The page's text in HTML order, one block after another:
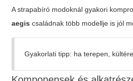
A strapabíró modoknál gyakori
aegis családnak több modellje is jól
Gyakorlati tipp: ha terepen,